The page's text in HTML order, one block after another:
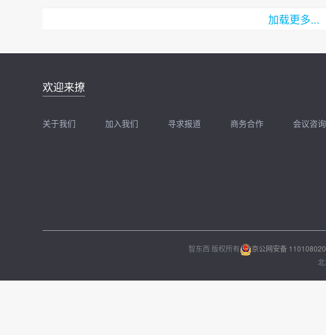
加载更多...
欢迎来撩
关于我们 加入我们
扫码加我直接扔简历
寻求报道 商务合作
扫码加我直接开聊
会议咨询
智东西 版权所有 京公网安备